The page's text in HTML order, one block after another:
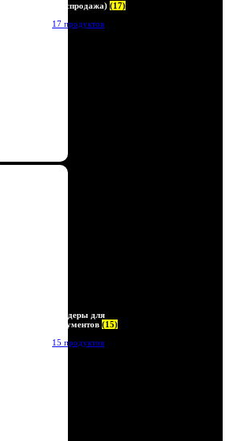
(Распродажа) (17)
17 продуктов
Холдеры для
документов (15)
15 продуктов